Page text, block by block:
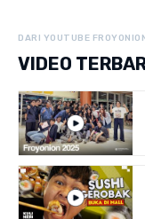
DARI YOUTUBE
VIDEO